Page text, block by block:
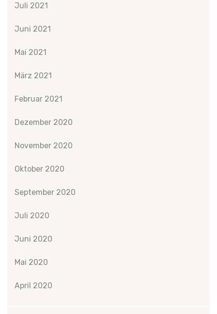
Juli 2021
Juni 2021
Mai 2021
März 2021
Februar 2021
Dezember 2020
November 2020
Oktober 2020
September 2020
Juli 2020
Juni 2020
Mai 2020
April 2020